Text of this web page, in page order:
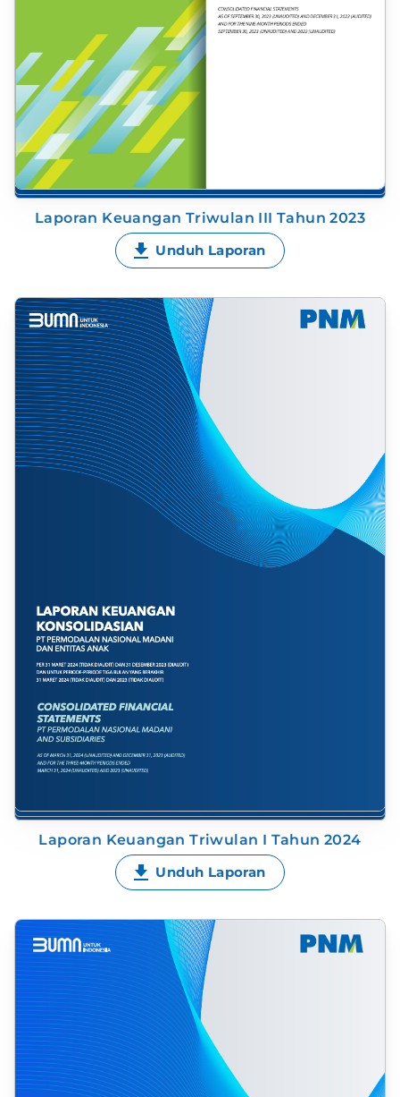
Laporan Keuangan Triwulan III Tahun 2023
Unduh Laporan
Laporan Keuangan Triwulan I Tahun 2024
Unduh Laporan